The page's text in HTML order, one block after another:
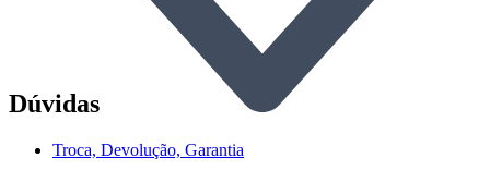
Dúvidas
Troca, Devolução, Garantia